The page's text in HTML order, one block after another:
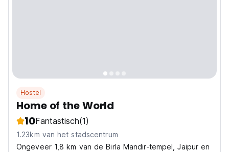
Hostel
Home of the World
10Fantastisch(1)
1.23km van het stadscentrum
Ongeveer 1,8 km van de Birla Mandir-tempel, Jaipur en